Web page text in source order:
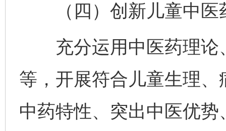
（四）创新儿童中医
充分运用中医药理论
等，开展符合儿童生理
中药特性、突出中医优